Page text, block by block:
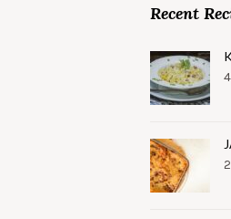
Recent